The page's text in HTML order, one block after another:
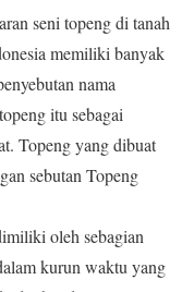
seni topeng di tanah
memiliki banyak
nama
itu sebagai
Topeng yang dibuat
sebutan Topeng
oleh sebagian
kurun waktu yang